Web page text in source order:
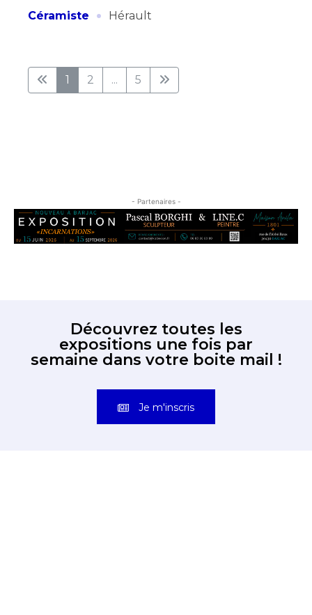
Céramiste
· Hérault
1 2 ... 5
- Partenaires -
Découvrez toutes les
expositions une fois par
semaine dans votre boite mail !
Je m'inscris